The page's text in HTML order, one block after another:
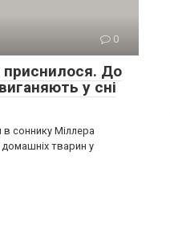
0
приснилося. До
у сні
соннику Міллера
тварин у